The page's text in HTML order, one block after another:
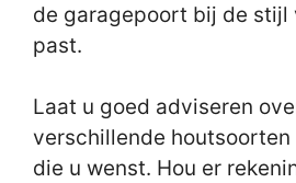
de garagepoort bij de stijl
past.
Laat u goed adviseren
verschillende
die u wenst. Hou er